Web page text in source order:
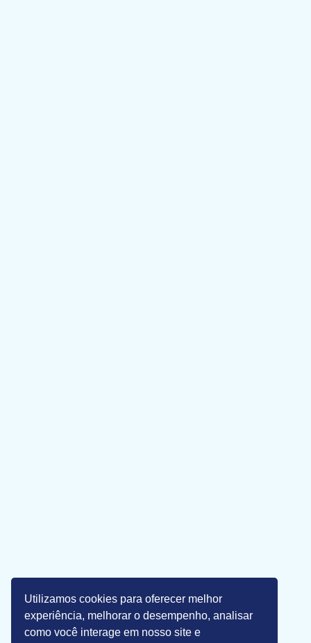
Utilizamos cookies para oferecer melhor
experiência, melhorar o desempenho, analisar
como você interage em nosso site e